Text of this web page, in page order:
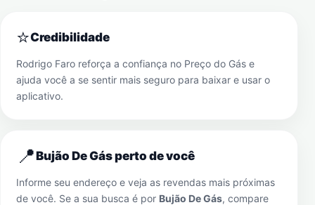
⭐Credibilidade
Rodrigo Faro reforça a confiança no Preço do Gás e
ajuda você a se sentir mais seguro para baixar e usar o
aplicativo.
📍Bujão De Gás perto de você
Informe seu endereço e veja as revendas mais próximas
de você. Se a sua busca é por Bujão De Gás, compare